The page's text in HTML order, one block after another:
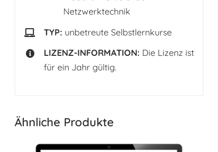
Netzwerktechnik
TYP: unbetreute Selbstlernkurse
LIZENZ-INFORMATION: Die Lizenz ist
für ein Jahr gültig.
Ähnliche Produkte